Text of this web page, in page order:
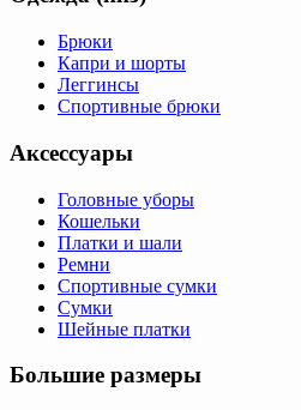
Брюки
Капри и шорты
Леггинсы
Спортивные брюки
Аксессуары
Головные уборы
Кошельки
Платки и шали
Ремни
Спортивные сумки
Сумки
Шейные платки
Большие размеры